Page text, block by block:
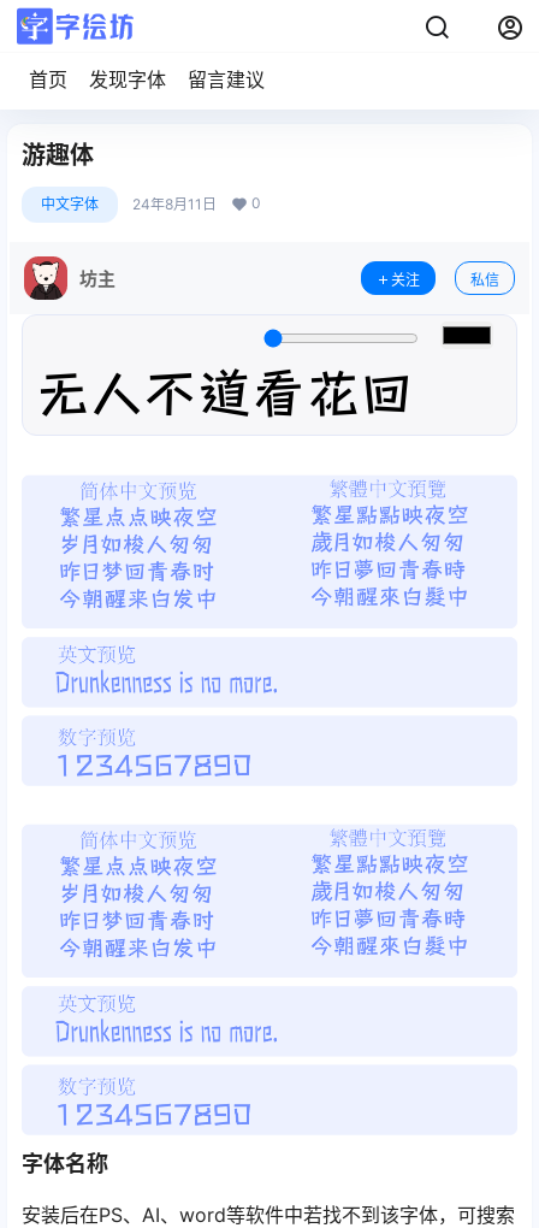
首页 发现字体 留言建议
游趣体
中文字体 24年8月11日 0
坊主 关注 私信
无人不道看花回
字体名称
安装后在PS、AI、word等软件中若找不到该字体，可搜索